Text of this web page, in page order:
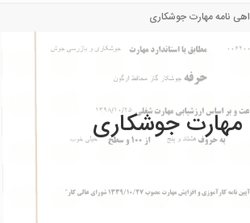
نامه مهارت جوشکاری
مهارت جوشکاری